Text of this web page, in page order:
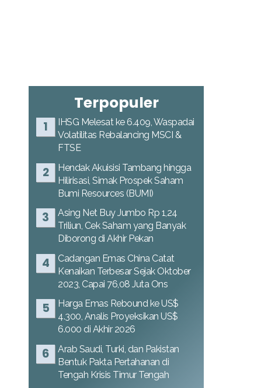
Terpopuler
IHSG Melesat ke 6.409, Waspadai
Volatilitas Rebalancing MSCI &
FTSE
Hendak Akuisisi Tambang hingga
Hilirisasi, Simak Prospek Saham
Bumi Resources (BUMI)
Asing Net Buy Jumbo Rp 1,24
Triliun, Cek Saham yang Banyak
Diborong di Akhir Pekan
Cadangan Emas China Catat
Kenaikan Terbesar Sejak Oktober
2023, Capai 76,08 Juta Ons
Harga Emas Rebound ke US$
4.300, Analis Proyeksikan US$
6.000 di Akhir 2026
Arab Saudi, Turki, dan Pakistan
Bentuk Pakta Pertahanan di
Tengah Krisis Timur Tengah